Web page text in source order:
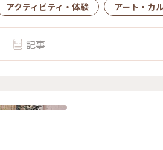
アクティビティ・体験 アート・カ
記事